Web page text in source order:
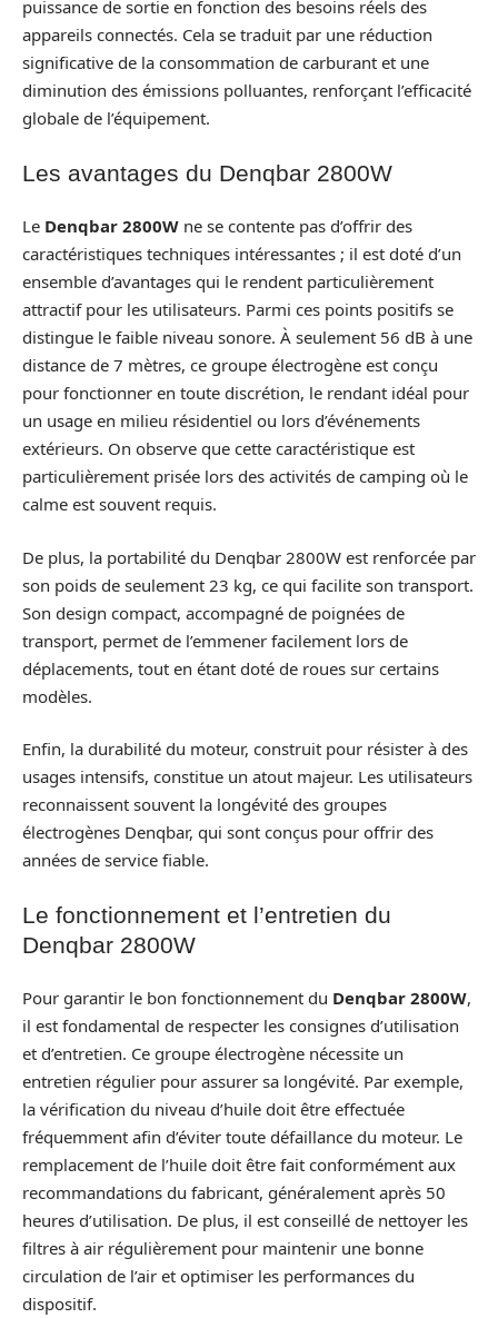
puissance de sortie en fonction des besoins réels des
appareils connectés. Cela se traduit par une réduction
significative de la consommation de carburant et une
diminution des émissions polluantes, renforçant l’efficacité
globale de l’équipement.
Les avantages du Denqbar 2800W
Le Denqbar 2800W ne se contente pas d’offrir des
caractéristiques techniques intéressantes ; il est doté d’un
ensemble d’avantages qui le rendent particulièrement
attractif pour les utilisateurs. Parmi ces points positifs se
distingue le faible niveau sonore. À seulement 56 dB à une
distance de 7 mètres, ce groupe électrogène est conçu
pour fonctionner en toute discrétion, le rendant idéal pour
un usage en milieu résidentiel ou lors d’événements
extérieurs. On observe que cette caractéristique est
particulièrement prisée lors des activités de camping où le
calme est souvent requis.
De plus, la portabilité du Denqbar 2800W est renforcée par
son poids de seulement 23 kg, ce qui facilite son transport.
Son design compact, accompagné de poignées de
transport, permet de l’emmener facilement lors de
déplacements, tout en étant doté de roues sur certains
modèles.
Enfin, la durabilité du moteur, construit pour résister à des
usages intensifs, constitue un atout majeur. Les utilisateurs
reconnaissent souvent la longévité des groupes
électrogènes Denqbar, qui sont conçus pour offrir des
années de service fiable.
Le fonctionnement et l’entretien du
Denqbar 2800W
Pour garantir le bon fonctionnement du Denqbar 2800W,
il est fondamental de respecter les consignes d’utilisation
et d’entretien. Ce groupe électrogène nécessite un
entretien régulier pour assurer sa longévité. Par exemple,
la vérification du niveau d’huile doit être effectuée
fréquemment afin d’éviter toute défaillance du moteur. Le
remplacement de l’huile doit être fait conformément aux
recommandations du fabricant, généralement après 50
heures d’utilisation. De plus, il est conseillé de nettoyer les
filtres à air régulièrement pour maintenir une bonne
circulation de l’air et optimiser les performances du
dispositif.